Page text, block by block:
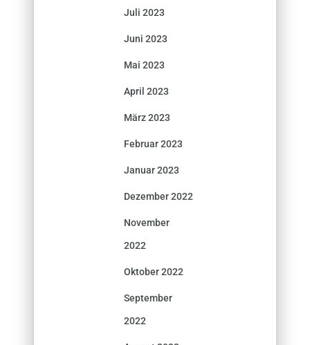
Juli 2023
Juni 2023
Mai 2023
April 2023
März 2023
Februar 2023
Januar 2023
Dezember 2022
November
2022
Oktober 2022
September
2022